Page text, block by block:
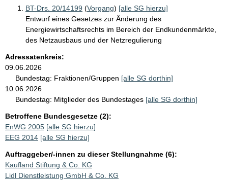
BT-Drs. 20/14199 (Vorgang) [alle SG hierzu]
Entwurf eines Gesetzes zur Änderung des
Energiewirtschaftsrechts im Bereich der Endkundenmärkte,
des Netzausbaus und der Netzregulierung
Adressatenkreis:
09.06.2026
Bundestag: Fraktionen/Gruppen [alle SG dorthin]
10.06.2026
Bundestag: Mitglieder des Bundestages [alle SG dorthin]
Betroffene Bundesgesetze (2):
EnWG 2005 [alle SG hierzu]
EEG 2014 [alle SG hierzu]
Auftraggeber/-innen zu dieser Stellungnahme (6):
Kaufland Stiftung & Co. KG
Lidl Dienstleistung GmbH & Co. KG